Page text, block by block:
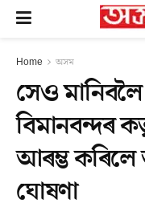
Home অসম
সেও
বিমানবন্দৰ
আৰম্ভ কৰিলে
ঘোষণা